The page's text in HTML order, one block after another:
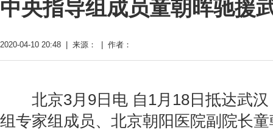
中央指导组成员童朝晖驰援
2020-04-10 20:48 | 来源： | 作者：
北京3月9日电 自1月18日抵达武汉
组专家组成员、北京朝阳医院副院长